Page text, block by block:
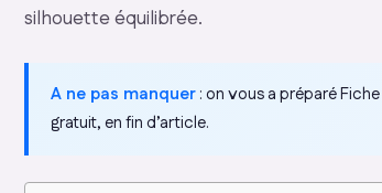
silhouette équilibrée.
A ne pas manquer: on vous a préparé
gratuit, en fin d’article.